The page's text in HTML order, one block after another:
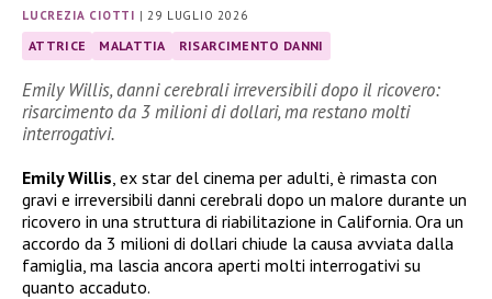
LUCREZIA CIOTTI |29 LUGLIO 2026
ATTRICE MALATTIA RISARCIMENTO DANNI
Emily Willis, danni cerebrali irreversibili dopo il ricovero:
risarcimento da 3 milioni di dollari, ma restano molti
interrogativi.
Emily Willis , ex star del cinema per adulti, è rimasta con
gravi e irreversibili danni cerebrali dopo un malore durante un
ricovero in una struttura di riabilitazione in California. Ora un
accordo da 3 milioni di dollari chiude la causa avviata dalla
famiglia, ma lascia ancora aperti molti interrogativi su
quanto accaduto.